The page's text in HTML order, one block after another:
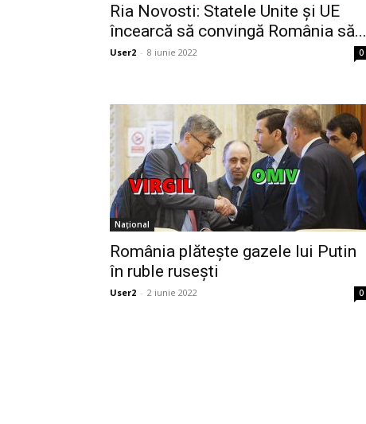
Ria Novosti: Statele Unite și UE
încearcă să convingă România să...
User2 - 8 iunie 2022 0
Național
România plătește gazele lui Putin
în ruble rusești
User2 - 2 iunie 2022 0